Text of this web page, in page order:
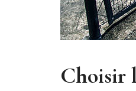
Choisir